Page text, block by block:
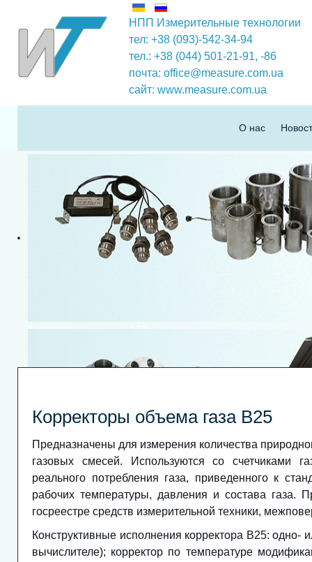
НПП Измерительные технологии
тел: +38 (093)-542-34-94
тел.: +38 (044) 501-21-91, -86
почта: office@measure.com.ua
сайт: www.measure.com.ua
О нас
Тепловодолічильники Х12
Лічильник пластової води
Корректоры объема газа В25
Предназначены для измерения количества
газовых смесей. Используются со счетчиками
реального потребления газа, приведенного к
рабочих температуры, давления и состава
госреестре средств измерительной техники,
Конструктивные исполнения корректора В25: одно-
вычислителе); корректор по температуре